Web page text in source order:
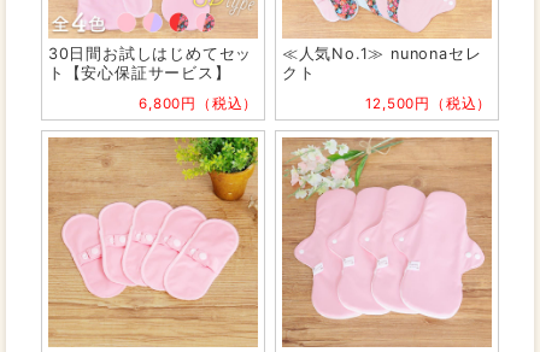
30日間お試しはじめてセッ
ト【安心保証サービス】
6,800円（税込）
≪人気No.1≫ nunonaセレ
クト
12,500円（税込）